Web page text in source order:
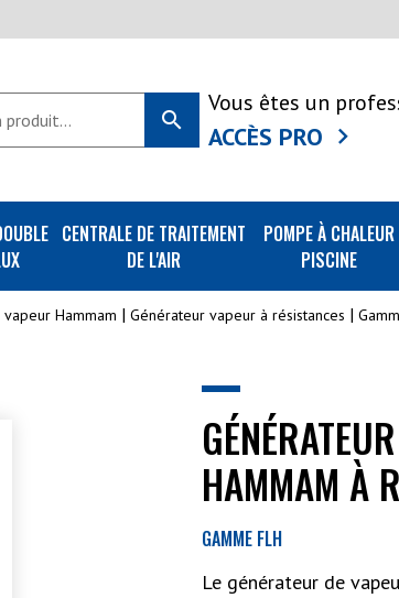
search
Vous êtes un
ACCÈS PRO
CENTRALE DE TRAITEMENT
DE L'AIR
POMPE À CHALEUR
PISCINE
Hammam Générateur vapeur à résistances
HAMMAM À
GAMME FLH
Le générateur de